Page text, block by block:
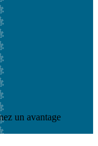
un avantage